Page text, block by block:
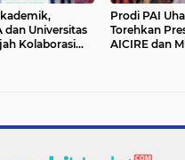
dan Universitas
Kolaborasi
Prodi PAI
Torehkan
AICIRE dan